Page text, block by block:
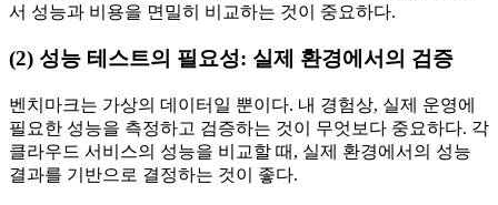
서 성능과 비용을 면밀히 비교하는 것이 중요하다.
(2) 성능 테스트의 필요성: 실제 환경에서의 검증
벤치마크는 가상의 데이터일 뿐이다. 내 경험상, 실제 운영에
필요한 성능을 측정하고 검증하는 것이 무엇보다 중요하다. 각
클라우드 서비스의 성능을 비교할 때, 실제 환경에서의 성능
결과를 기반으로 결정하는 것이 좋다.